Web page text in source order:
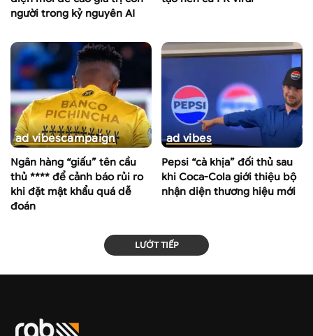
người trong kỷ nguyên AI
ad vibescampaign
Ngân hàng “giấu” tên cầu
thủ **** để cảnh báo rủi ro
khi đặt mật khẩu quá dễ
đoán
ad vibes
Pepsi “cà khịa” đối thủ sau
khi Coca-Cola giới thiệu bộ
nhận diện thương hiệu mới
LƯỚT TIẾP